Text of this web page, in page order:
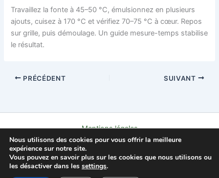
Travaillez la fonte à 45–50 °C, émulsionnez en plusieurs
ajouts, cuisez à 170 °C et vérifiez 70–75 °C à cœur. Repos
sur grille, puis démoulage. Un guide mesure-temps stabilise
le résultat.
PRÉCÉDENT SUIVANT
Mentions légales
Politique de confidentialité
À propos
Nous utilisons des cookies pour vous offrir la meilleure
expérience sur notre site.
Vous pouvez en savoir plus sur les cookies que nous utilisons ou
les désactiver dans les settings.